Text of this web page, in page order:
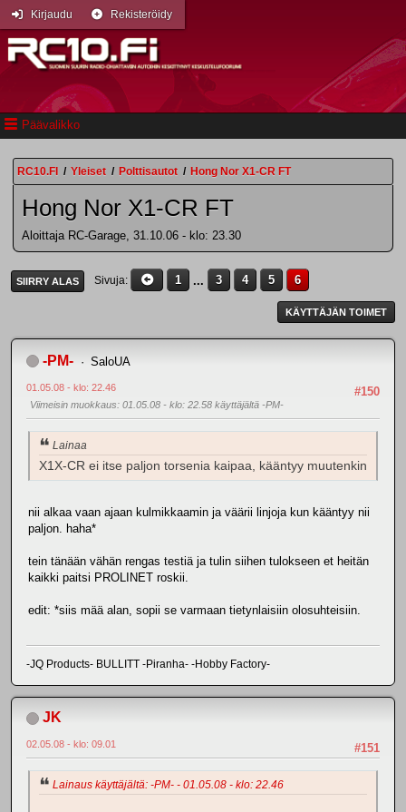
Päävalikko
Kirjaudu Rekisteröidy
RC10.FI / Yleiset / Polttisautot / Hong Nor X1-CR FT
Hong Nor X1-CR FT
Aloittaja RC-Garage, 31.10.06 - klo: 23.30
SIIRRY ALAS Sivuja 1 ... 3 4 5 6
KÄYTTÄJÄN TOIMET
-PM- SaloUA
#150
01.05.08 - klo: 22.46
Viimeisin muokkaus: 01.05.08 - klo: 22.58 käyttäjältä -PM-
Lainaa
X1X-CR ei itse paljon torsenia kaipaa, kääntyy muutenkin
nii alkaa vaan ajaan kulmikkaamin ja väärii linjoja kun kääntyy nii
paljon. haha*
tein tänään vähän rengas testiä ja tulin siihen tulokseen et heitän
kaikki paitsi PROLINET roskii.
edit: *siis mää alan, sopii se varmaan tietynlaisiin olosuhteisiin.
-JQ Products- BULLITT -Piranha- -Hobby Factory-
JK
#151
02.05.08 - klo: 09.01
Lainaus käyttäjältä: -PM- - 01.05.08 - klo: 22.46